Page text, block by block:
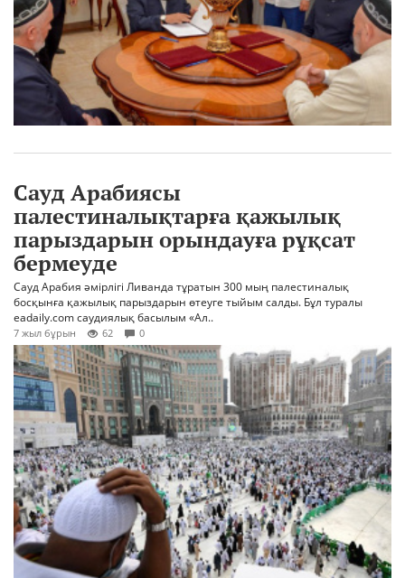
Сауд Арабиясы
палестиналықтарға қажылық
парыздарын орындауға рұқсат
бермеуде
Сауд Арабия әмірлігі Ливанда тұратын 300 мың палестиналық
босқынға қажылық парыздарын өтеуге тыйым салды. Бұл туралы
eadaily.com саудиялық басылым «Ал..
7 жыл бұрын 62 0